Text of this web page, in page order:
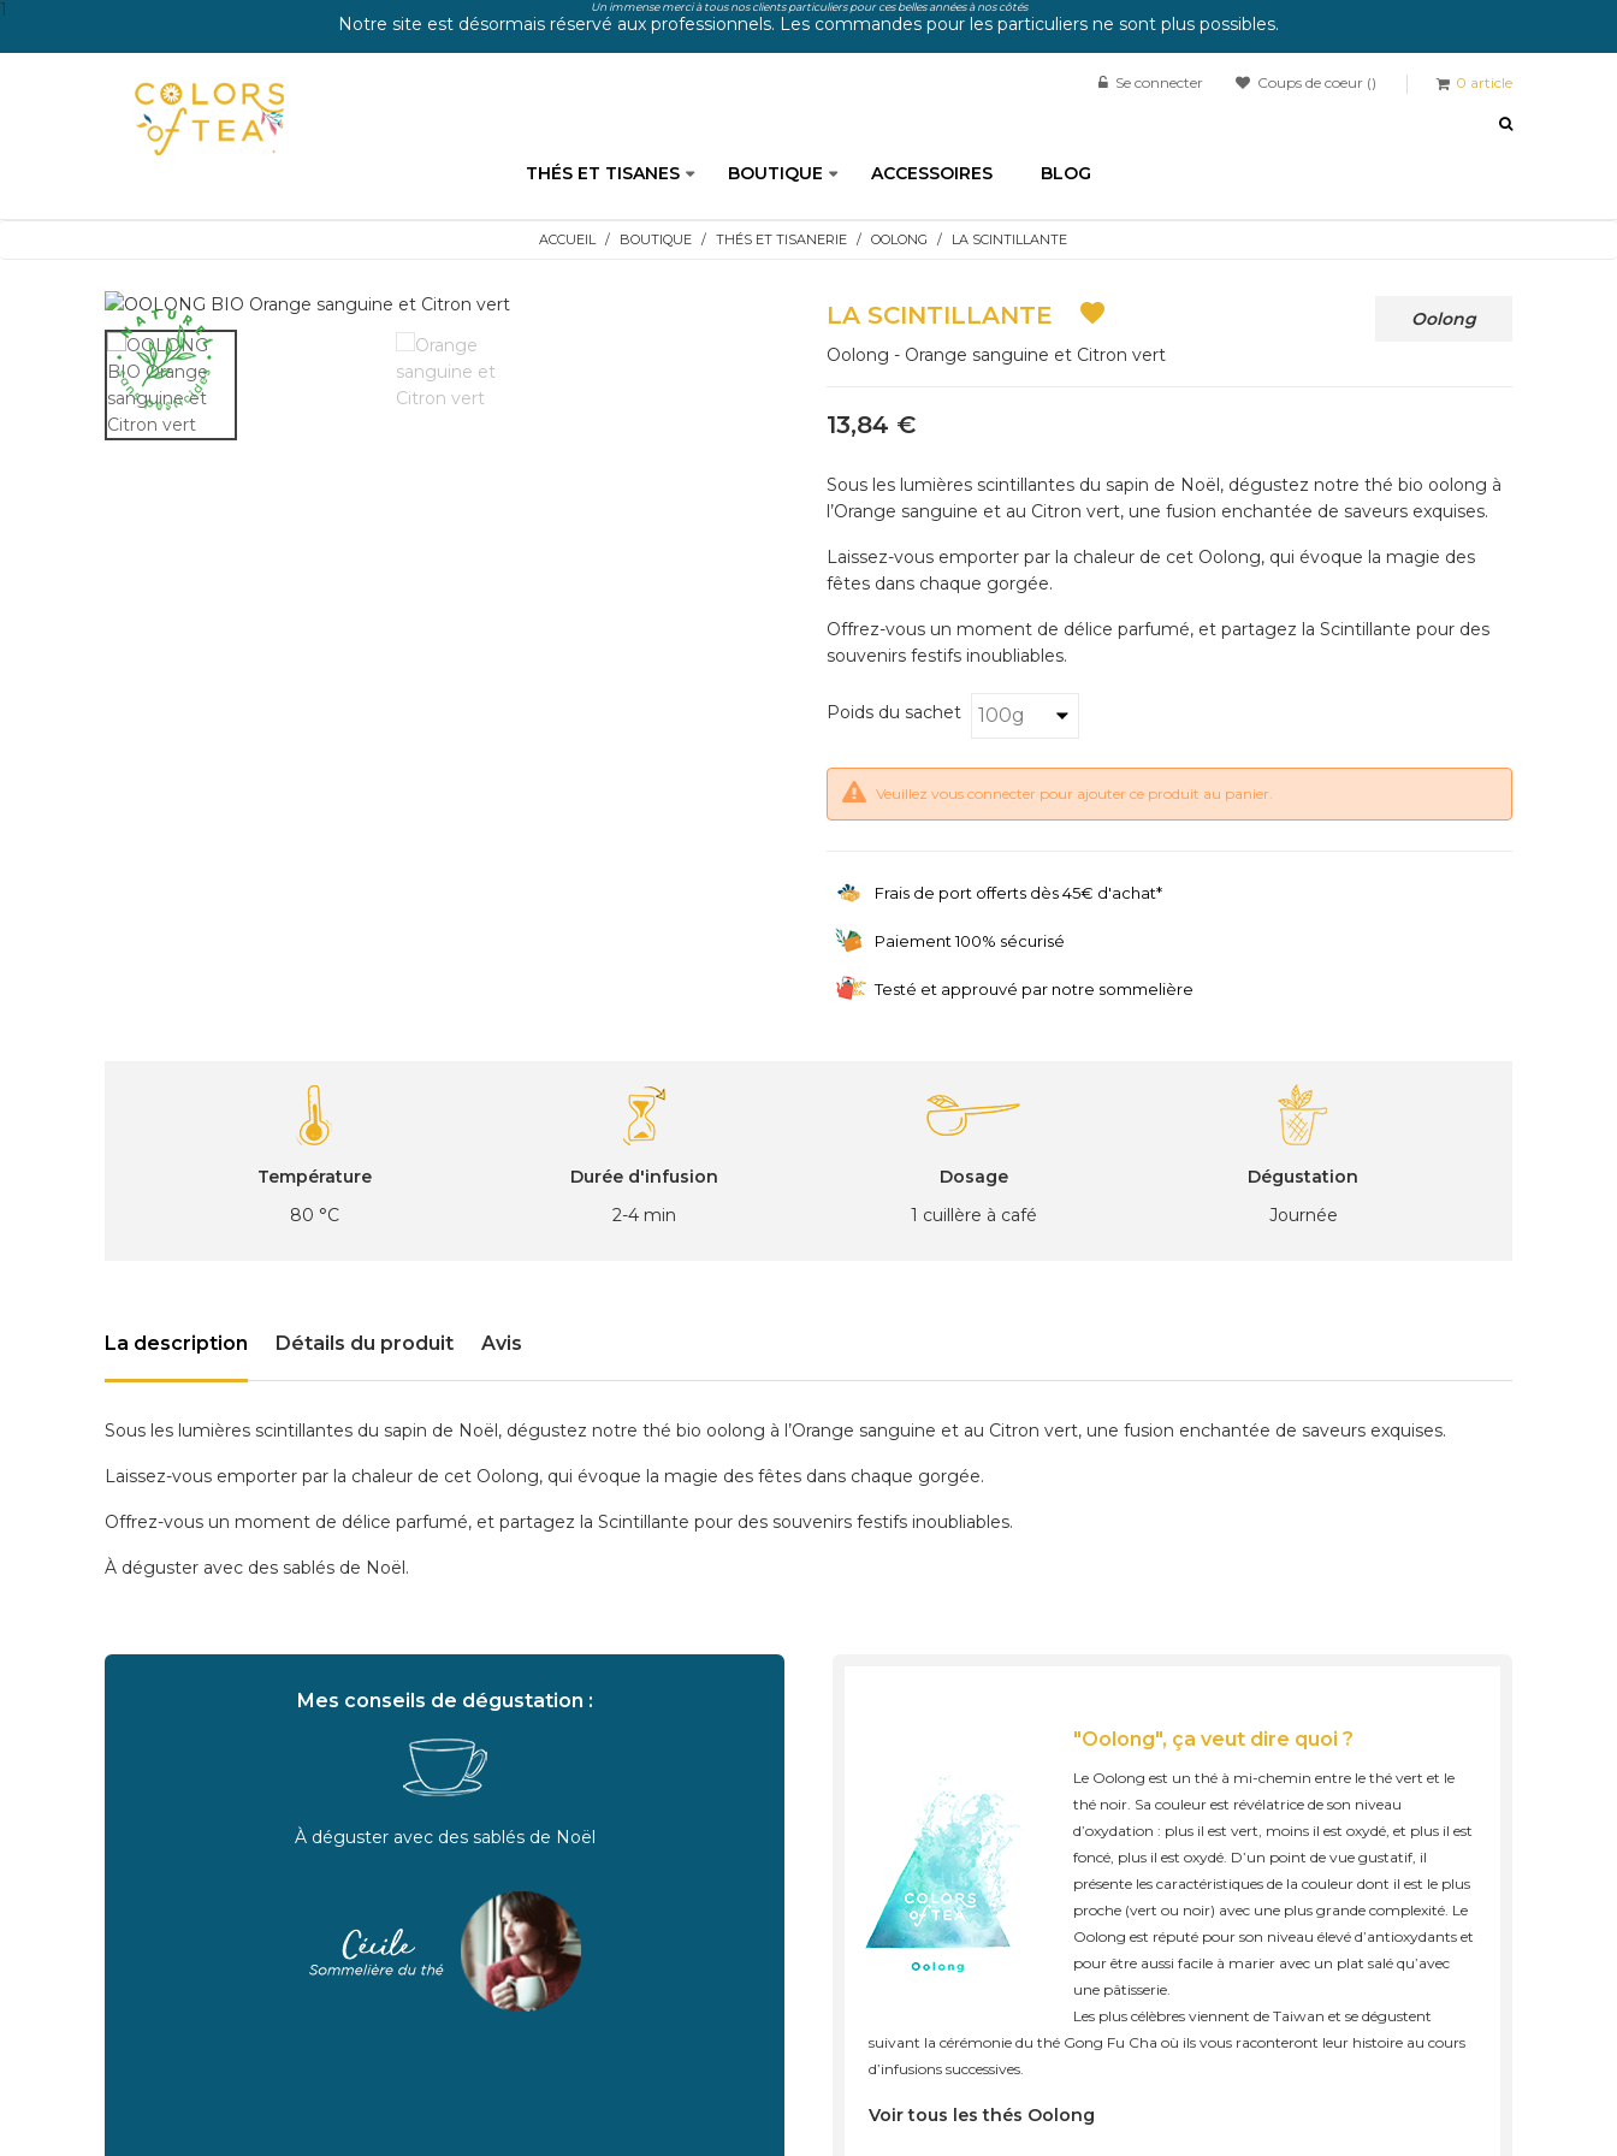
1 Un immense merci à tous nos clients particuliers pour ces belles années à nos côtés
Notre site est désormais réservé aux professionnels. Les commandes pour les particuliers ne sont plus possibles.
0 article
Se connecter Coups de coeur
THÉS ET TISANES BOUTIQUE ACCESSOIRES BLOG
ACCUEIL BOUTIQUE THÉS ET TISANERIE OOLONG LA SCINTILLANTE
LA SCINTILLANTE 
Oolong
Oolong - Orange sanguine et Citron vert
13,84 €
Sous les lumières scintillantes du sapin de Noël, dégustez notre thé bio oolong à
l’Orange sanguine et au Citron vert, une fusion enchantée de saveurs exquises.
Laissez-vous emporter par la chaleur de cet Oolong, qui évoque la magie des
fêtes dans chaque gorgée.
Offrez-vous un moment de délice parfumé, et partagez la Scintillante pour des
souvenirs festifs inoubliables.
Poids du sachet
Veuillez vous connecter pour ajouter ce produit au panier.
Frais de port offerts dès 45€ d'achat*
Paiement 100% sécurisé
Testé et approuvé par notre sommelière
Température
80 °C
Durée d'infusion
2-4 min
Dosage
1 cuillère à café
Dégustation
Journée
La description Détails du produit Avis
Sous les lumières scintillantes du sapin de Noël, dégustez notre thé bio oolong à l’Orange sanguine et au Citron vert, une fusion enchantée de saveurs exquises.
Laissez-vous emporter par la chaleur de cet Oolong, qui évoque la magie des fêtes dans chaque gorgée.
Offrez-vous un moment de délice parfumé, et partagez la Scintillante pour des souvenirs festifs inoubliables.
À déguster avec des sablés de Noël.
Mes conseils de dégustation :
À déguster avec des sablés de Noël
"Oolong", ça veut dire quoi ?
Le Oolong est un thé à mi-chemin entre le thé vert et le
thé noir. Sa couleur est révélatrice de son niveau
d’oxydation : plus il est vert, moins il est oxydé, et plus il est
foncé, plus il est oxydé. D’un point de vue gustatif, il
présente les caractéristiques de la couleur dont il est le plus
proche (vert ou noir) avec une plus grande complexité. Le
Oolong est réputé pour son niveau élevé d’antioxydants et
pour être aussi facile à marier avec un plat salé qu’avec
une pâtisserie.
Les plus célèbres viennent de Taiwan et se dégustent
suivant la cérémonie du thé Gong Fu Cha où ils vous raconteront leur histoire au cours
d’infusions successives.
Voir tous les thés Oolong